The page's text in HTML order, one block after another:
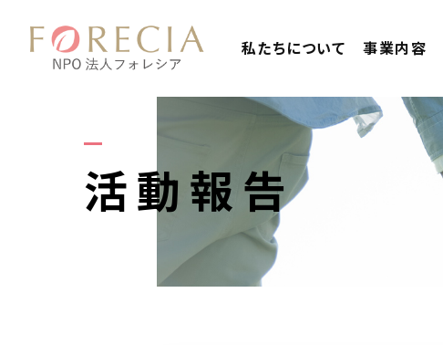
私たちについて 事業内容
活動報告